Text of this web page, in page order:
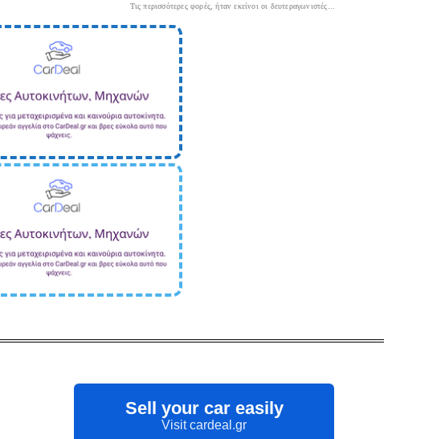
Τις περισσότερες φορές, ήταν εκείνοι οι δευτεραγωνιστές...
Sell your car easily
Visit cardeal.gr